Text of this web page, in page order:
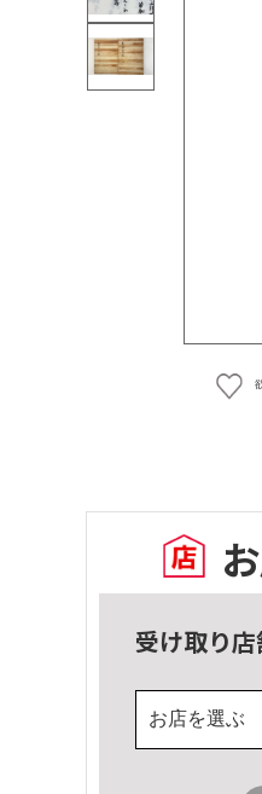
受け取り店
お店を選ぶ